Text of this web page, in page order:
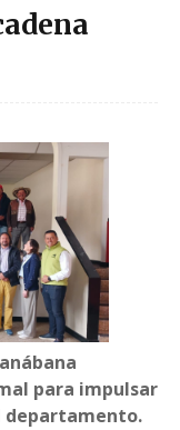
para impulsar
departamento.